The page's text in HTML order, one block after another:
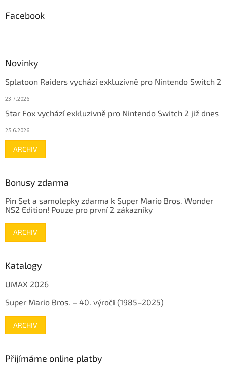
Facebook
Novinky
Splatoon Raiders vychází exkluzivně pro Nintendo Switch 2
23.7.2026
Star Fox vychází exkluzivně pro Nintendo Switch 2 již dnes
25.6.2026
ARCHIV
Bonusy zdarma
Pin Set a samolepky zdarma k Super Mario Bros. Wonder
NS2 Edition! Pouze pro první 2 zákazníky
ARCHIV
Katalogy
UMAX 2026
Super Mario Bros. – 40. výročí (1985–2025)
ARCHIV
Přijímáme online platby